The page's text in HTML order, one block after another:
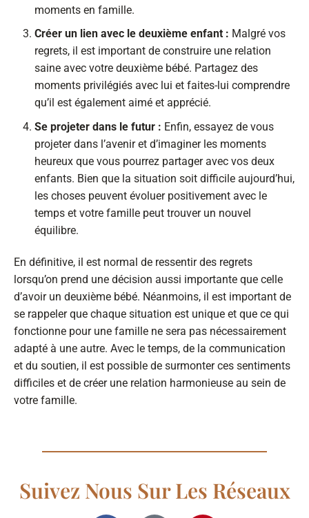
moments en famille.
Créer un lien avec le deuxième enfant : Malgré vos
regrets, il est important de construire une relation
saine avec votre deuxième bébé. Partagez des
moments privilégiés avec lui et faites-lui comprendre
qu’il est également aimé et apprécié.
Se projeter dans le futur : Enfin, essayez de vous
projeter dans l’avenir et d’imaginer les moments
heureux que vous pourrez partager avec vos deux
enfants. Bien que la situation soit difficile aujourd’hui,
les choses peuvent évoluer positivement avec le
temps et votre famille peut trouver un nouvel
équilibre.
En définitive, il est normal de ressentir des regrets
lorsqu’on prend une décision aussi importante que celle
d’avoir un deuxième bébé. Néanmoins, il est important de
se rappeler que chaque situation est unique et que ce qui
fonctionne pour une famille ne sera pas nécessairement
adapté à une autre. Avec le temps, de la communication
et du soutien, il est possible de surmonter ces sentiments
difficiles et de créer une relation harmonieuse au sein de
votre famille.
Suivez Nous Sur Les Réseaux